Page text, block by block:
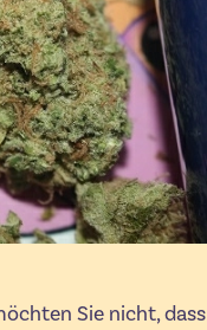
Sie nicht, dass